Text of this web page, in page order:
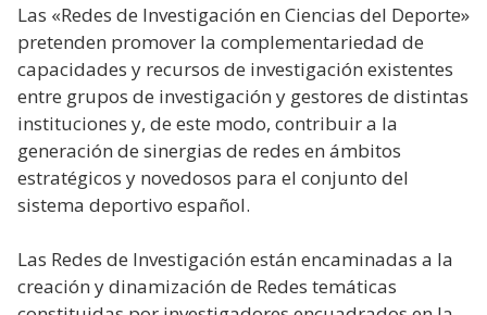
Las «Redes de Investigación en Ciencias del Deporte»
pretenden promover la complementariedad de
capacidades y recursos de investigación existentes
entre grupos de investigación y gestores de distintas
instituciones y, de este modo, contribuir a la
generación de sinergias de redes en ámbitos
estratégicos y novedosos para el conjunto del
sistema deportivo español.
Las Redes de Investigación están encaminadas a la
creación y dinamización de Redes temáticas